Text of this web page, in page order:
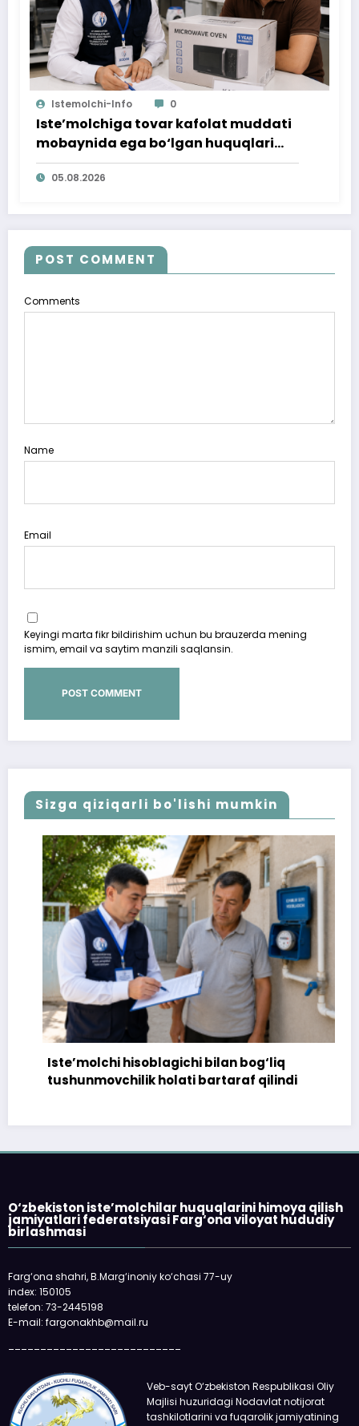
Istemolchi-Info 0
Iste’molchiga tovar kafolat muddati
mobaynida ega bo‘lgan huquqlari
ta’minlab berildi
05.08.2026
POST COMMENT
Comments
Name
Email
Keyingi marta fikr bildirishim uchun bu brauzerda mening
ismim, email va saytim manzili saqlansin.
Sizga qiziqarli bo'lishi mumkin
Iste’molchi hisoblagichi bilan bog‘liq
tushunmovchilik holati bartaraf qilindi
O‘zbekiston iste’molchilar huquqlarini himoya qilish
jamiyatlari federatsiyasi Farg‘ona viloyat hududiy
birlashmasi
Farg‘ona shahri, B.Marg‘inoniy ko‘chasi 77-uy
index: 150105
telefon: 73-2445198
E-mail: fargonakhb@mail.ru
Veb-sayt O‘zbekiston Respublikasi Oliy
Majlisi huzuridagi Nodavlat notijorat
tashkilotlarini va fuqarolik jamiyatining